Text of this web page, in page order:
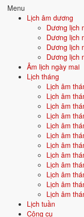
Menu
Lịch âm dương
Dương lịch
Dương lịch
Dương lịch
Dương lịch
Âm lịch ngày mai
Lịch tháng
Lịch âm
Lịch âm
Lịch âm
Lịch âm
Lịch âm
Lịch âm
Lịch âm
Lịch âm
Lịch âm
Lịch âm
Lịch âm
Lịch âm
Lịch tuần
Công cụ
24/10
⛔ NÊN TRÁNH
T2 ·Nhâm Thìn·
T5 ·Mậu Tý · 18/
17/10 T4 ·Canh Thìn
Xem ngày tốt cưới hỏi
Khai trương
Trong tháng 10/2029 có
21/10, 1/10.
✅ NGÀY ĐẸP NHẤT
T3 ·Nhâm Thân·
21/10 CN ·Giáp Thân